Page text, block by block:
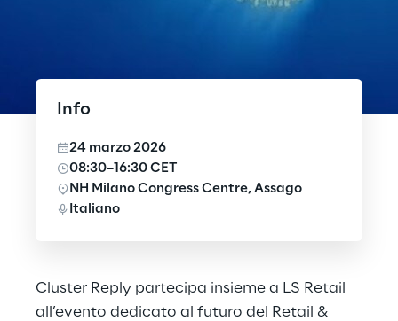
Cluster Reply partecipa insieme a LS Retail
all’evento dedicato al futuro del Retail &
Info
24 marzo 2026
08:30–16:30 CET
NH Milano Congress Centre, Assago
Italiano